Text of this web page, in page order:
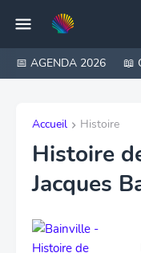
📅 AGENDA 2026 📖
Accueil Histoire
Histoire
Jacques